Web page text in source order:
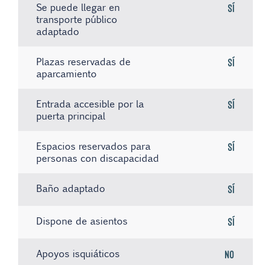
Se puede llegar en
transporte público
adaptado
Sí
Plazas reservadas de
aparcamiento
Sí
Entrada accesible por la
puerta principal
Sí
Espacios reservados para
personas con discapacidad
Sí
Baño adaptado Sí
Dispone de asientos Sí
Apoyos isquiáticos No